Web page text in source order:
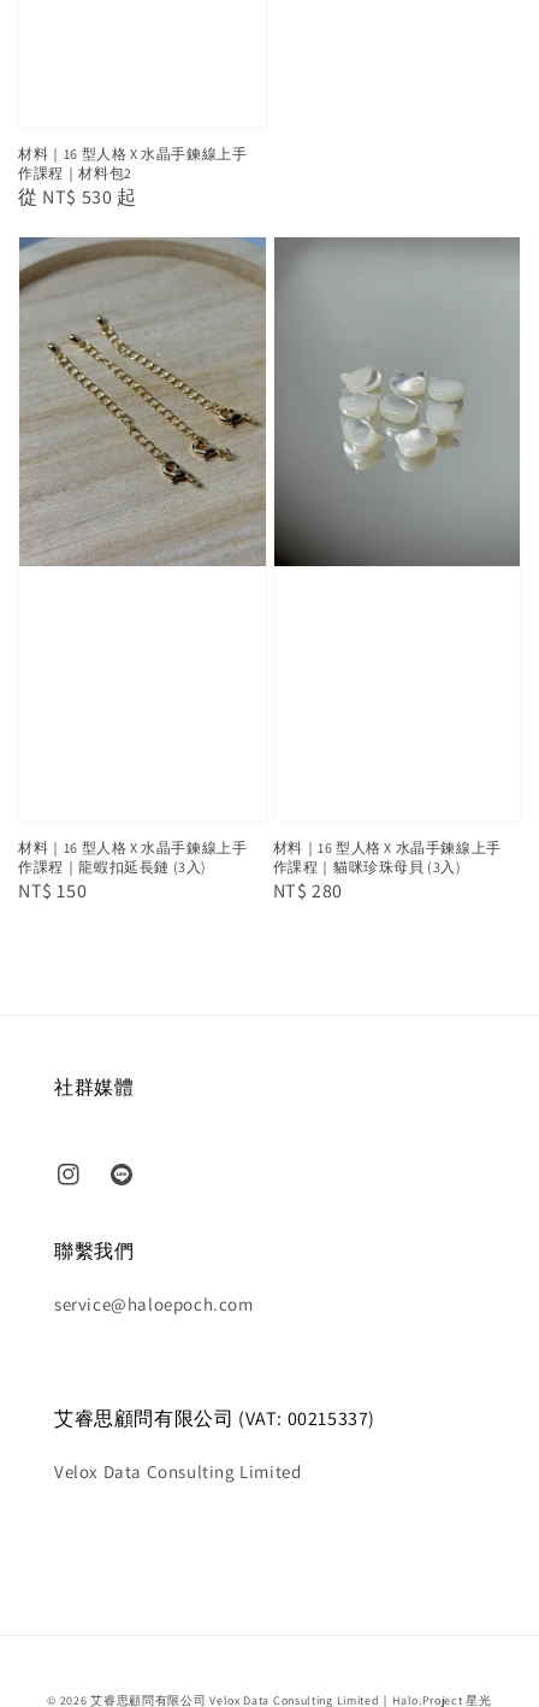
材料｜16 型人格 X 水晶手鍊線上手
作課程｜材料包2
Regular
從 NT$ 530 起
材料｜16 型人格 X 水晶手鍊線上手
作課程｜龍蝦扣延長鏈 (3入)
Regular
NT$ 150
材料｜16 型人格 X 水晶手鍊線上手
作課程｜貓咪珍珠母貝 (3入)
Regular
NT$ 280
社群媒體
聯繫我們
service@haloepoch.com
艾睿思顧問有限公司 (VAT: 00215337)
Velox Data Consulting Limited
© 2026 艾睿思顧問有限公司 Velox Data Consulting Limited｜Halo.Project 星光